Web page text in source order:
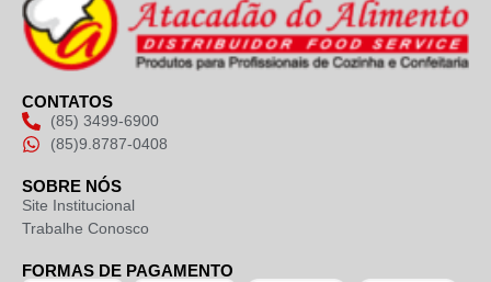
(85) 3499-6900
(85)9.8787-0408
CONTATOS
SOBRE NÓS
Site Institucional
Trabalhe Conosco
FORMAS DE PAGAMENTO